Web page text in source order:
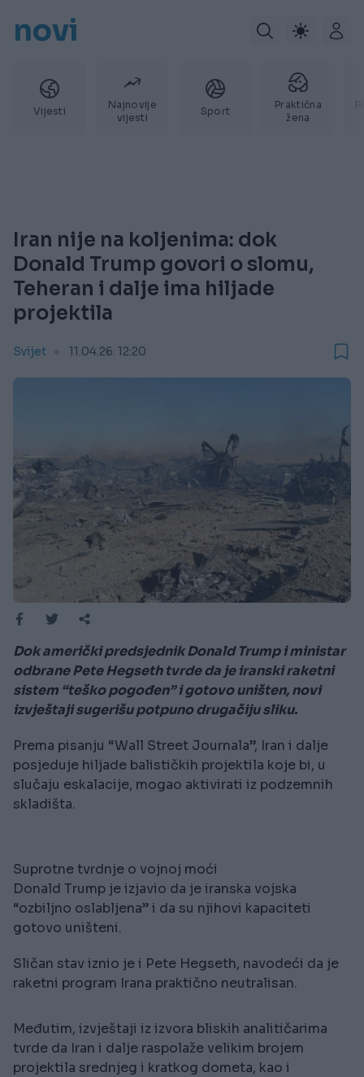
novi
Vijesti
Najnovije
vijesti
Sport
Praktična
žena
Iran nije na koljenima: dok
Donald Trump govori o slomu,
Teheran i dalje ima hiljade
projektila
Svijet 11.04.26. 12:20
Dok američki predsjednik Donald Trump i ministar
odbrane Pete Hegseth tvrde da je iranski raketni
sistem “teško pogođen” i gotovo uništen, novi
izvještaji sugerišu potpuno drugačiju sliku.
Prema pisanju “Wall Street Journala”, Iran i dalje
posjeduje hiljade balističkih projektila koje bi, u
slučaju eskalacije, mogao aktivirati iz podzemnih
skladišta.
Suprotne tvrdnje o vojnoj moći
Donald Trump je izjavio da je iranska vojska
“ozbiljno oslabljena” i da su njihovi kapaciteti
gotovo uništeni.
Sličan stav iznio je i Pete Hegseth, navodeći da je
raketni program Irana praktično neutralisan.
Međutim, izvještaji iz izvora bliskih analitičarima
tvrde da Iran i dalje raspolaže velikim brojem
projektila srednjeg i kratkog dometa, kao i